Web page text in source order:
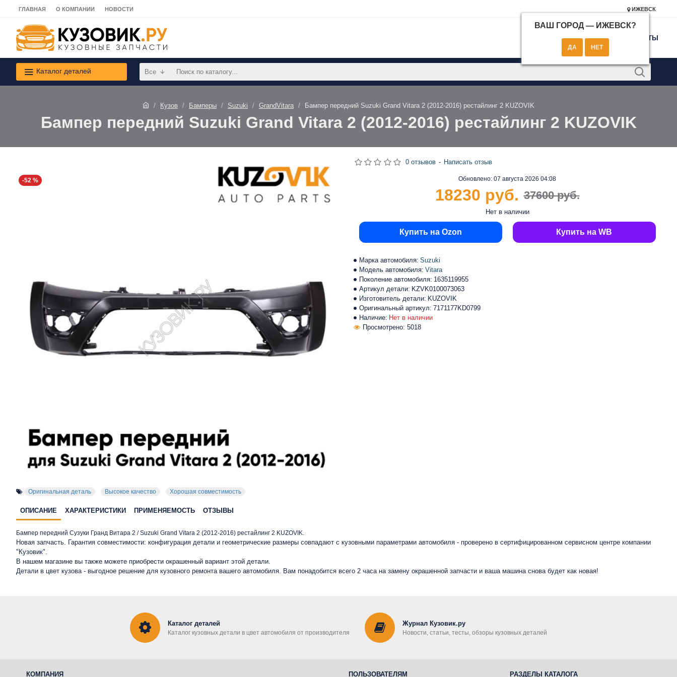
ГЛАВНАЯ О КОМПАНИИ НОВОСТИ ИЖЕВСК
ВАШ ГОРОД — ИЖЕВСК?
КОНТАКТЫ
Каталог деталей Все
Кузов Бамперы Suzuki GrandVitara Бампер передний Suzuki Grand Vitara 2 (2012-2016) рестайлинг 2 KUZOVIK
Бампер передний Suzuki Grand Vitara 2 (2012-2016) рестайлинг 2 KUZOVIK
-52 %
Оригинальная деталь Высокое качество Хорошая совместимость
Наличие: Нет в наличии
Марка автомобиля: Suzuki
Модель автомобиля: Vitara
Поколение автомобиля: 1635119955
Артикул детали: KZVK0100073063
Изготовитель детали: KUZOVIK
Оригинальный артикул: 7171177KD0799
Просмотрено: 5018
Обновлено: 07 августа 2026 04:08
Нет в наличии
0 отзывов - Написать отзыв
37600 руб.
18230 руб.
Купить на Ozon Купить на WB
ОПИСАНИЕ ХАРАКТЕРИСТИКИ ПРИМЕНЯЕМОСТЬ ОТЗЫВЫ
Бампер передний Сузуки Гранд Витара 2 / Suzuki Grand Vitara 2 (2012-2016) рестайлинг 2 KUZOVIK.
Новая запчасть. Гарантия совместимости: конфигурация детали и геометрические размеры совпадают с кузовными параметрами автомобиля - проверено в сертифицированном сервисном центре компании
"Кузовик".
В нашем магазине вы также можете приобрести окрашенный вариант этой детали.
Детали в цвет кузова - выгодное решение для кузовного ремонта вашего автомобиля. Вам понадобится всего 2 часа на замену окрашенной запчасти и ваша машина снова будет как новая!
Каталог деталей
Каталог кузовных детали в цвет автомобиля от производителя
Журнал Кузовик.ру
Новости, статьи, тесты, обзоры кузовных деталей
КОМПАНИЯ ПОЛЬЗОВАТЕЛЯМ РАЗДЕЛЫ КАТАЛОГА